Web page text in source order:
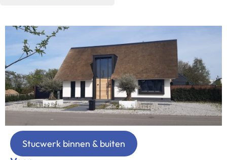
Stucwerk binnen & buiten